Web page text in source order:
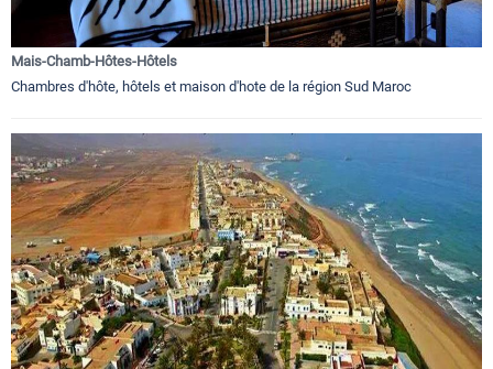
Mais-Chamb-Hôtes-Hôtels
Chambres d'hôte, hôtels et maison d'hote de la région Sud Maroc